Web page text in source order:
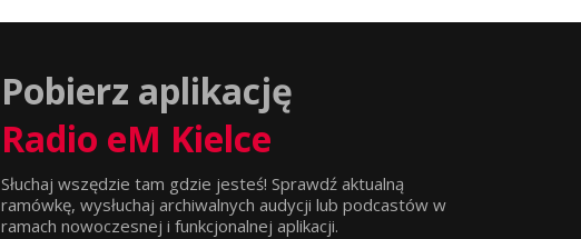
Pobierz aplikację
Radio eM Kielce
Słuchaj wszędzie tam gdzie jesteś! Sprawdź aktualną
ramówkę, wysłuchaj archiwalnych audycji lub podcastów w
ramach nowoczesnej i funkcjonalnej aplikacji.